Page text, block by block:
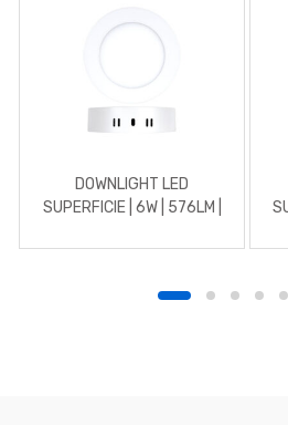
DOWNLIGHT LED
SUPERFICIE | 6W | 576LM |
BLANCO